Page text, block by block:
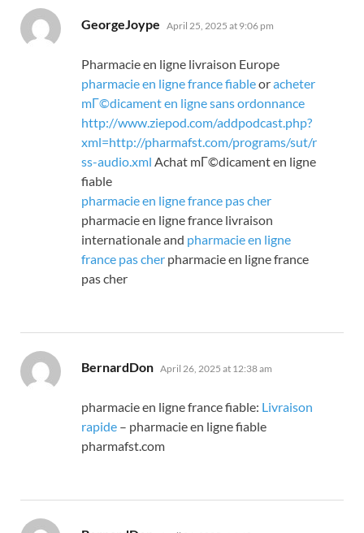
GeorgeJoype says:
April 25, 2025 at 9:06 pm
Pharmacie en ligne livraison Europe
pharmacie en ligne france fiableoracheter
mГ©dicament en ligne sans ordonnance
http://www.ziepod.com/addpodcast.php?
xml=http://pharmafst.com/programs/sut/r
ss-audio.xml Achat mГ©dicament en ligne
fiable
pharmacie en ligne france pas cher
pharmacie en ligne france livraison
internationale and pharmacie en ligne
france pas cher pharmacie en ligne france
pas cher
BernardDon says:
April 26, 2025 at 12:38 am
pharmacie en ligne france fiable: Livraison
rapide – pharmacie en ligne fiable
pharmafst.com